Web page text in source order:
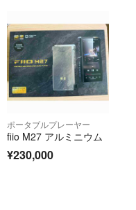
ポータブルプレーヤー
fiio M27 アルミニウム
¥230,000